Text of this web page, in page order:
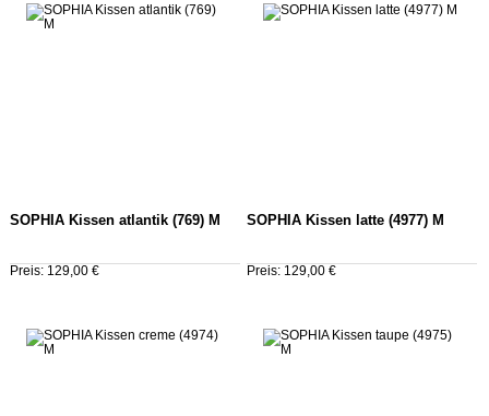
SOPHIA Kissen atlantik (769) M
Preis: 129,00 €
SOPHIA Kissen latte (4977) M
Preis: 129,00 €